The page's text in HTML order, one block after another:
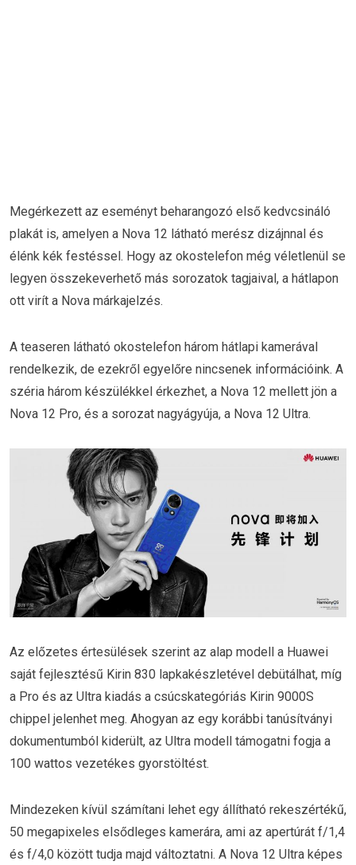
Megérkezett az eseményt beharangozó első kedvcsináló
plakát is, amelyen a Nova 12 látható merész dizájnnal és
élénk kék festéssel. Hogy az okostelefon még véletlenül se
legyen összekeverhető más sorozatok tagjaival, a hátlapon
ott virít a Nova márkajelzés.
A teaseren látható okostelefon három hátlapi kamerával
rendelkezik, de ezekről egyelőre nincsenek információink. A
széria három készülékkel érkezhet, a Nova 12 mellett jön a
Nova 12 Pro, és a sorozat nagyágyúja, a Nova 12 Ultra.
Az előzetes értesülések szerint az alap modell a Huawei
saját fejlesztésű Kirin 830 lapkakészletével debütálhat, míg
a Pro és az Ultra kiadás a csúcskategóriás Kirin 9000S
chippel jelenhet meg. Ahogyan az egy korábbi tanúsítványi
dokumentumból kiderült, az Ultra modell támogatni fogja a
100 wattos vezetékes gyorstöltést.
Mindezeken kívül számítani lehet egy állítható rekeszértékű,
50 megapixeles elsődleges kamerára, ami az apertúrát f/1,4
és f/4,0 között tudja majd változtatni. A Nova 12 Ultra képes